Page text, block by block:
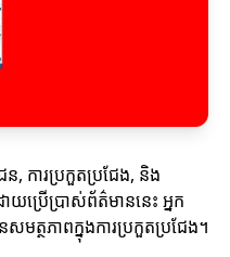
ន, ការប្រកួតប្រជែង, និង
យប្រើប្រាស់ព័ត៌មាននេះ អ្នក
មត្ថភាពក្នុងការប្រកួតប្រជែង។